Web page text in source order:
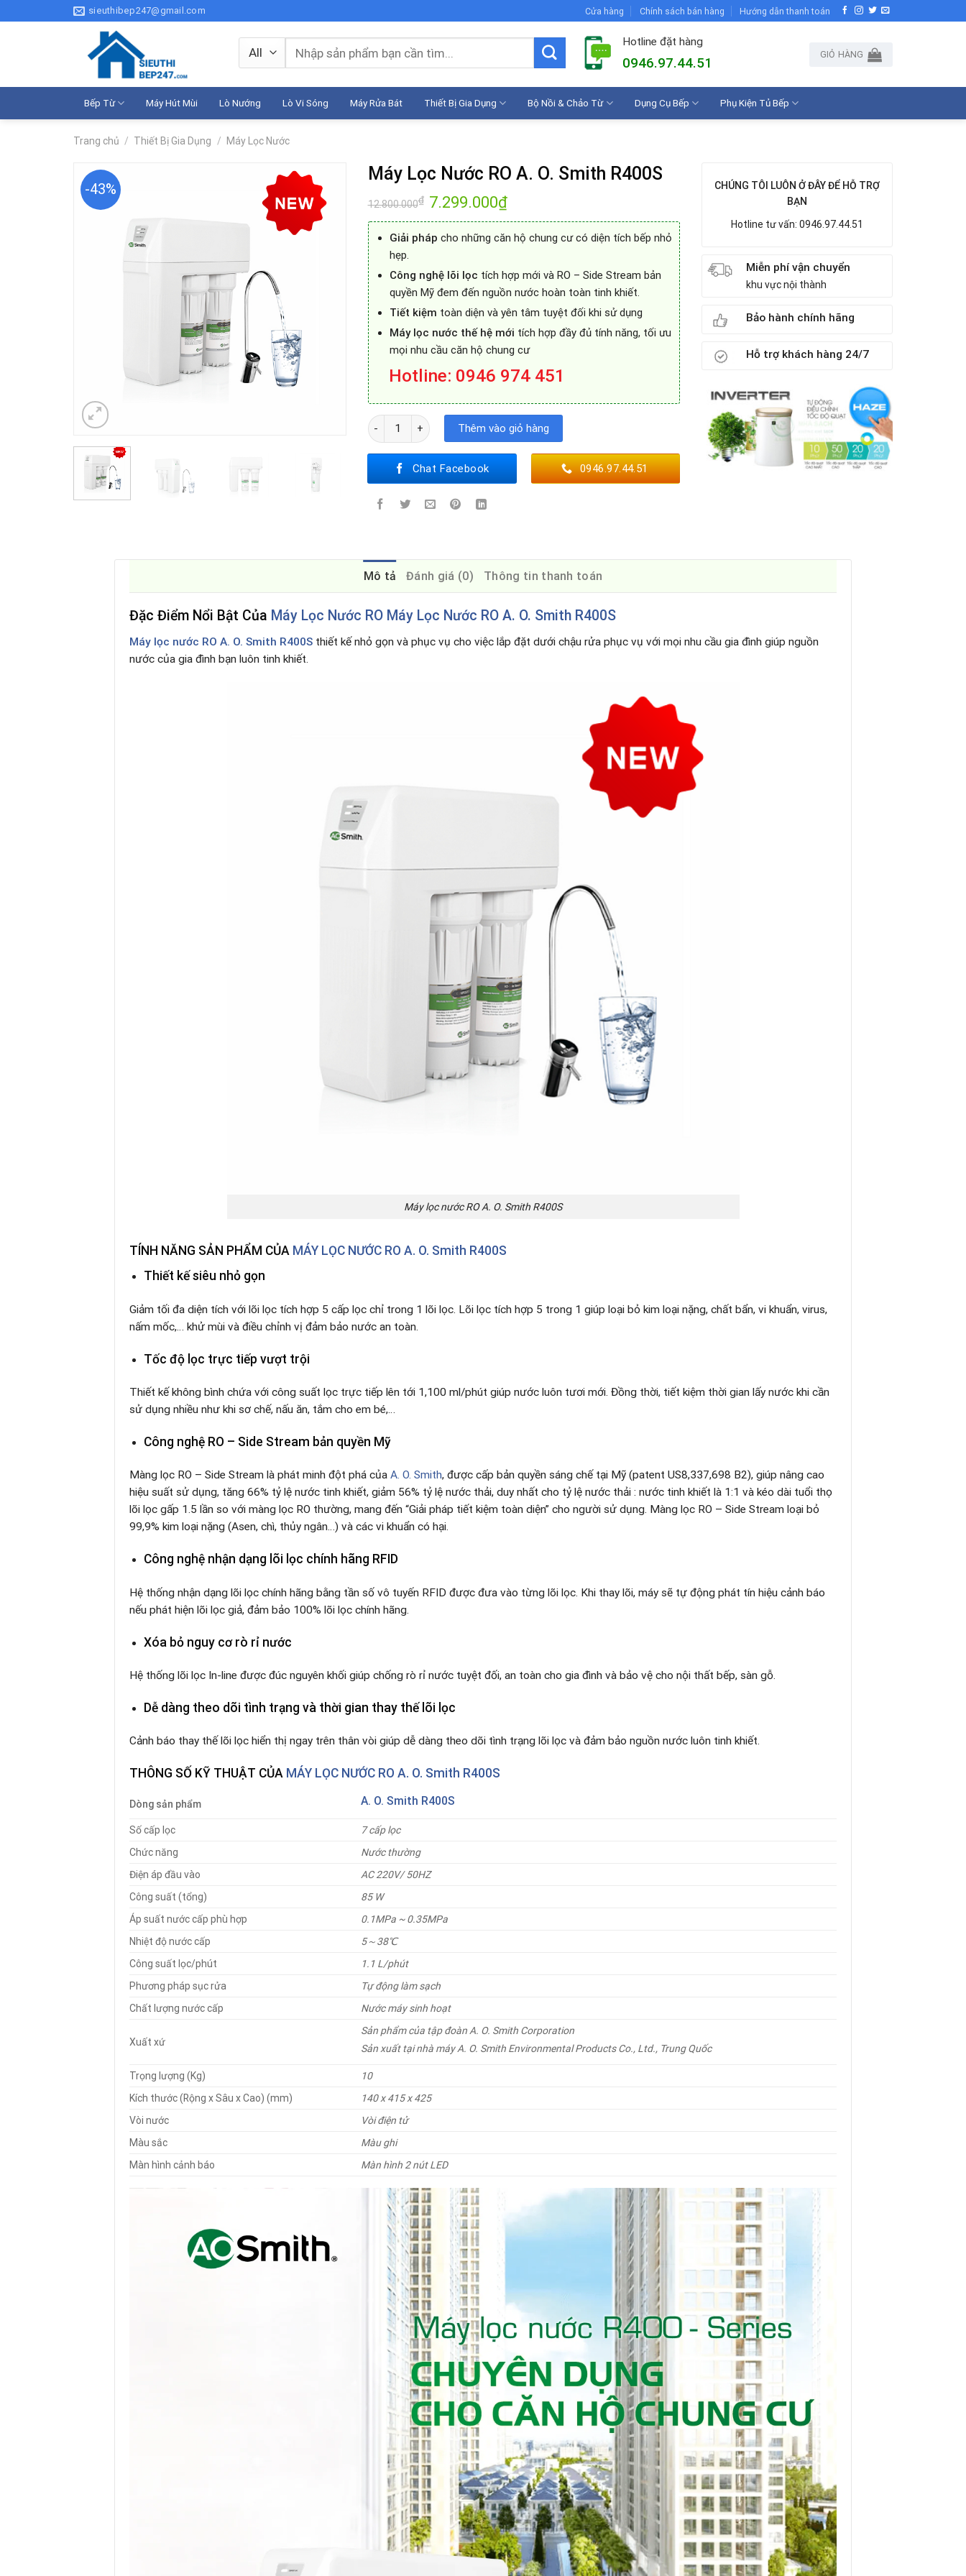
to
sieuthibep247@gmail.com Cửa hàng Chính sách bán hàng Hướng dẫn thanh toán
Tìm
kiếm:
Hotline đặt hàng
0946.97.44.51
GIỎ HÀNG
Bếp Từ Máy Hút Mùi Lò Nướng Lò Vi Sóng Máy Rửa Bát Thiết Bị Gia Dụng Bộ Nồi & Chảo Từ Dụng Cụ Bếp Phụ Kiện Tủ Bếp
Trang chủ / Thiết Bị Gia Dụng / Máy Lọc Nước
-43%
Máy Lọc Nước RO A. O. Smith R400S
12.800.000₫ Giá
gốc
là:
7.299.000₫Giá
hiện
tại
7.299.000₫.
Giải pháp cho những căn hộ chung cư có diện tích bếp nhỏ
hẹp.
Công nghệ lõi lọc tích hợp mới và RO – Side Stream bản
quyền Mỹ đem đến nguồn nước hoàn toàn tinh khiết.
Tiết kiệm toàn diện và yên tâm tuyệt đối khi sử dụng
Máy lọc nước thế hệ mới tích hợp đầy đủ tính năng, tối ưu
mọi nhu cầu căn hộ chung cư
Hotline: 0946 974 451
Máy Lọc Nước RO A. O. Smith R400S số lượng
Thêm vào giỏ hàng
Chat Facebook 0946.97.44.51
CHÚNG TÔI LUÔN Ở ĐÂY ĐỂ HỖ TRỢ
BẠN
Hotline tư vấn: 0946.97.44.51
Miễn phí vận chuyển
khu vực nội thành
Bảo hành chính hãng
Hỗ trợ khách hàng 24/7
Mô tả Đánh giá (0) Thông tin thanh toán
Đặc Điểm Nổi Bật Của Máy Lọc Nước RO Máy Lọc Nước RO A. O. Smith R400S
Máy lọc nước RO A. O. Smith R400S thiết kế nhỏ gọn và phục vụ cho việc lắp đặt dưới chậu rửa phục vụ với mọi nhu cầu gia đình giúp nguồn
nước của gia đình bạn luôn tinh khiết.
Máy lọc nước RO A. O. Smith R400S
TÍNH NĂNG SẢN PHẨM CỦA MÁY LỌC NƯỚC RO A. O. Smith R400S
Thiết kế siêu nhỏ gọn
Giảm tối đa diện tích với lõi lọc tích hợp 5 cấp lọc chỉ trong 1 lõi lọc. Lõi lọc tích hợp 5 trong 1 giúp loại bỏ kim loại nặng, chất bẩn, vi khuẩn, virus,
nấm mốc,… khử mùi và điều chỉnh vị đảm bảo nước an toàn.
Tốc độ lọc trực tiếp vượt trội
Thiết kế không bình chứa với công suất lọc trực tiếp lên tới 1,100 ml/phút giúp nước luôn tươi mới. Đồng thời, tiết kiệm thời gian lấy nước khi cần
sử dụng nhiều như khi sơ chế, nấu ăn, tắm cho em bé,…
Công nghệ RO – Side Stream bản quyền Mỹ
Màng lọc RO – Side Stream là phát minh đột phá của A. O. Smith, được cấp bản quyền sáng chế tại Mỹ (patent US8,337,698 B2), giúp nâng cao
hiệu suất sử dụng, tăng 66% tỷ lệ nước tinh khiết, giảm 56% tỷ lệ nước thải, duy nhất cho tỷ lệ nước thải : nước tinh khiết là 1:1 và kéo dài tuổi thọ
lõi lọc gấp 1.5 lần so với màng lọc RO thường, mang đến “Giải pháp tiết kiệm toàn diện” cho người sử dụng. Màng lọc RO – Side Stream loại bỏ
99,9% kim loại nặng (Asen, chì, thủy ngân…) và các vi khuẩn có hại.
Công nghệ nhận dạng lõi lọc chính hãng RFID
Hệ thống nhận dạng lõi lọc chính hãng bằng tần số vô tuyến RFID được đưa vào từng lõi lọc. Khi thay lõi, máy sẽ tự động phát tín hiệu cảnh báo
nếu phát hiện lõi lọc giả, đảm bảo 100% lõi lọc chính hãng.
Xóa bỏ nguy cơ rò rỉ nước
Hệ thống lõi lọc In-line được đúc nguyên khối giúp chống rò rỉ nước tuyệt đối, an toàn cho gia đình và bảo vệ cho nội thất bếp, sàn gỗ.
Dễ dàng theo dõi tình trạng và thời gian thay thế lõi lọc
Cảnh báo thay thế lõi lọc hiển thị ngay trên thân vòi giúp dễ dàng theo dõi tình trạng lõi lọc và đảm bảo nguồn nước luôn tinh khiết.
THÔNG SỐ KỸ THUẬT CỦA MÁY LỌC NƯỚC RO A. O. Smith R400S
Dòng sản phẩm A. O. Smith R400S
Số cấp lọc
7 cấp lọc
Chức năng
Nước thường
Điện áp đầu vào
AC 220V/ 50HZ
Công suất (tổng)
85 W
Áp suất nước cấp phù hợp
0.1MPa ~ 0.35MPa
Nhiệt độ nước cấp
5～38℃
Công suất lọc/phút
1.1 L/phút
Phương pháp sục rửa
Tự động làm sạch
Chất lượng nước cấp
Nước máy sinh hoạt
Xuất xứ
Sản phẩm của tập đoàn A. O. Smith Corporation
Sản xuất tại nhà máy A. O. Smith Environmental Products Co., Ltd., Trung Quốc
Trọng lượng (Kg)
10
Kích thước (Rộng x Sâu x Cao) (mm)
140 x 415 x 425
Vòi nước
Vòi điện tử
Màu sắc
Màu ghi
Màn hình cảnh báo
Màn hình 2 nút LED